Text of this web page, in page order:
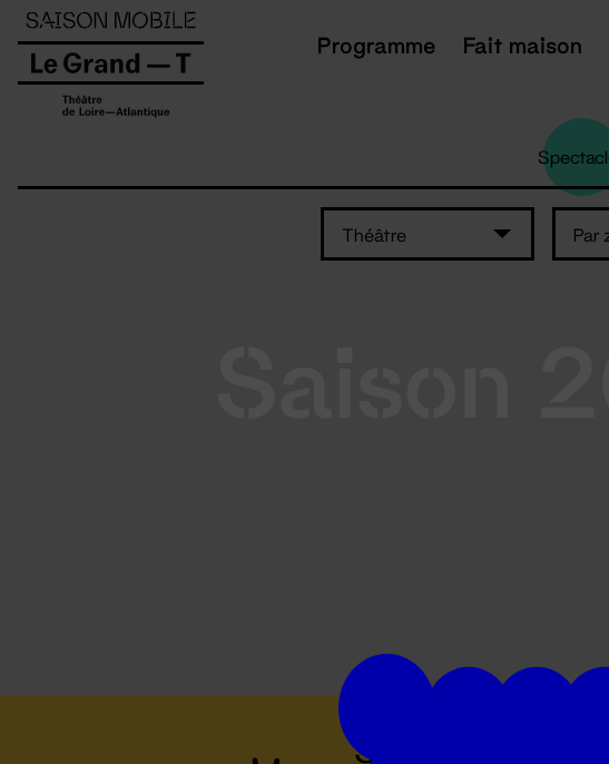
Programme Fait maison
Théâtre Par
Suivez toutes
Panneau de gestion des cookies